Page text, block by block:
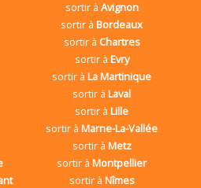
sortir à Avignon
sortir àBordeaux
sortir à Chartres
sortir à Evry
sortir àLa Martinique
sortir àLaval
sortir àLille
sortir àMarne-La-Vallée
sortir à Metz
sortir àMontpellier
sortir à Nîmes